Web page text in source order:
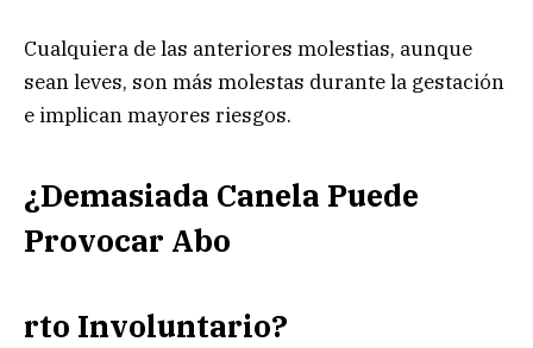
Cualquiera de las anteriores molestias, aunque
sean leves, son más molestas durante la gestación
e implican mayores riesgos.
¿Demasiada Canela Puede
Provocar Abo
rto Involuntario?